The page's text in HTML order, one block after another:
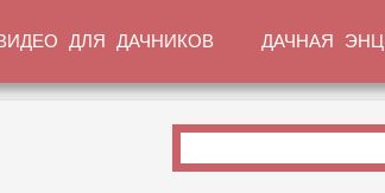
ДЛЯ ДАЧНИКОВ ДАЧНАЯ